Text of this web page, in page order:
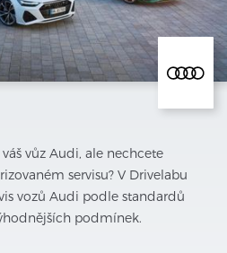
vůz Audi, ale nechcete
servisu? V Drivelabu
vozů Audi podle standardů
podmínek.